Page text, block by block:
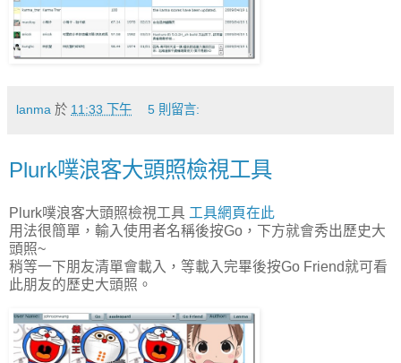
lanma 於 11:33 下午 5 則留言:
Plurk噗浪客大頭照檢視工具
Plurk噗浪客大頭照檢視工具 工具網頁在此
用法很簡單，輸入使用者名稱後按Go，下方就會秀出歷史大
頭照~
稍等一下朋友清單會載入，等載入完畢後按Go Friend就可看
此朋友的歷史大頭照。